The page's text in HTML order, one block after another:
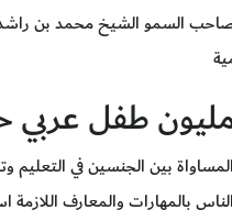
السمو الشيخ محمد بن راشد
بين الجنسين في التعليم
بالمهارات والمعارف اللازمة